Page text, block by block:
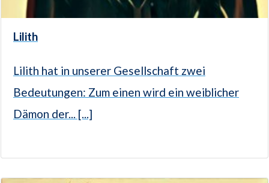
Lilith
Lilith hat in unserer Gesellschaft zwei
Bedeutungen: Zum einen wird ein weiblicher
Dämon der... [...]